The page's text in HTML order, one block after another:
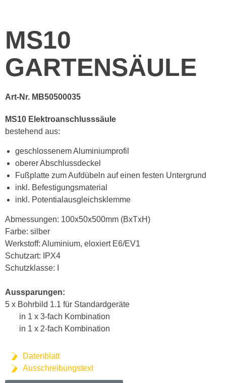
MS10
GARTENSÄULE
Art-Nr. MB50500035
MS10 Elektroanschlusssäule
bestehend aus:
geschlossenem Aluminiumprofil
oberer Abschlussdeckel
Fußplatte zum Aufdübeln auf einen festen Untergrund
inkl. Befestigungsmaterial
inkl. Potentialausgleichsklemme
Abmessungen: 100x50x500mm (BxTxH)
Farbe: silber
Werkstoff: Aluminium, eloxiert E6/EV1
Schutzart: IPX4
Schutzklasse: I
Aussparungen:
5 x Bohrbild 1.1 für Standardgeräte
in 1 x 3-fach Kombination
in 1 x 2-fach Kombination
Datenblatt
Ausschreibungstext